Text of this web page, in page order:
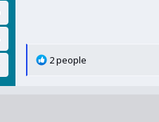
T
2 people